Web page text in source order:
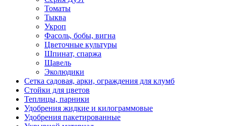
Томаты
Тыква
Укроп
Фасоль, бобы, вигна
Цветочные культуры
Шпинат, спаржа
Щавель
Эколюдики
Сетка садовая, арки, ограждения для клумб
Стойки для цветов
Теплицы, парники
Удобрения жидкие и килограммовые
Удобрения пакетированные